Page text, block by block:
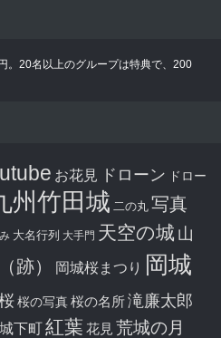
。20名以上のグループは特典で、200
お花見 ドローン ドロー
州竹田城 二の丸 写真
大名行列 大手門 天空の城 山
跡） 岡城桜まつり 岡城
桜の写真桜の名所滝廉太郎
下町紅葉 花見 荒城の月